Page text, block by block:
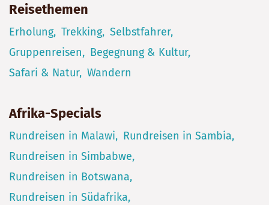
Reisethemen
Erholung Trekking Selbstfahrer
Gruppenreisen
Begegnung & Kultur
Safari & Natur Wandern
Afrika-Specials
Rundreisen in Malawi
Rundreisen in Sambia
Rundreisen in Simbabwe
Rundreisen in Botswana
Rundreisen in Südafrika